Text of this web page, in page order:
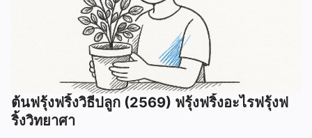
ต้นฟรุ้งฟริ้งวิธีปลูก (2569) ฟรุ้งฟริ้งอะไรฟรุ้งฟ
ริ้งวิทยาศา